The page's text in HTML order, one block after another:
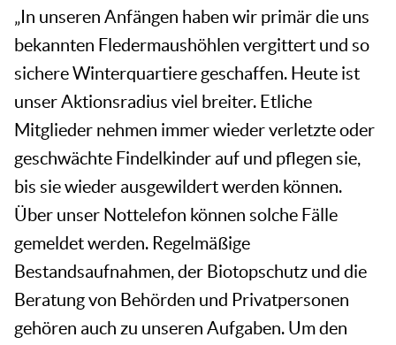
„In unseren Anfängen haben wir primär die uns
bekannten Fledermaushöhlen vergittert und so
sichere Winterquartiere geschaffen. Heute ist
unser Aktionsradius viel breiter. Etliche
Mitglieder nehmen immer wieder verletzte oder
geschwächte Findelkinder auf und pflegen sie,
bis sie wieder ausgewildert werden können.
Über unser Nottelefon können solche Fälle
gemeldet werden. Regelmäßige
Bestandsaufnahmen, der Biotopschutz und die
Beratung von Behörden und Privatpersonen
gehören auch zu unseren Aufgaben. Um den